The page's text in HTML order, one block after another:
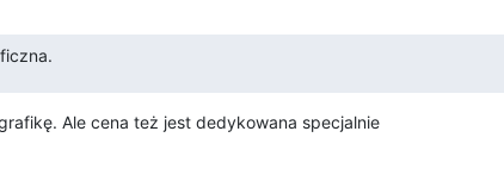
Ale cena też jest dedykowana specjalnie